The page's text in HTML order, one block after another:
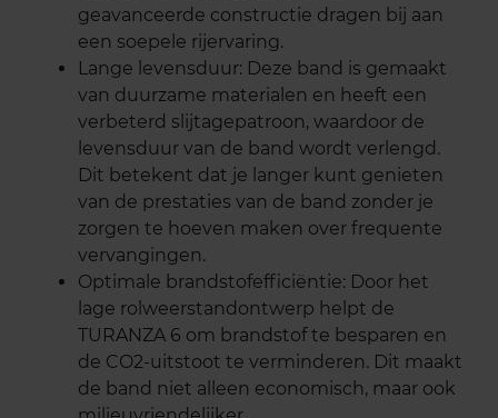
geavanceerde constructie dragen bij aan
een soepele rijervaring.
Lange levensduur: Deze band is gemaakt
van duurzame materialen en heeft een
verbeterd slijtagepatroon, waardoor de
levensduur van de band wordt verlengd.
Dit betekent dat je langer kunt genieten
van de prestaties van de band zonder je
zorgen te hoeven maken over frequente
vervangingen.
Optimale brandstofefficiëntie: Door het
lage rolweerstandontwerp helpt de
TURANZA 6 om brandstof te besparen en
de CO2-uitstoot te verminderen. Dit maakt
de band niet alleen economisch, maar ook